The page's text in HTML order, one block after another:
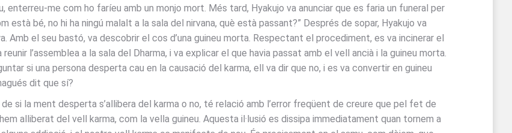
enterreu-me com ho faríeu amb un monjo mort. Més tard, Hyakujo va anunciar que es faria un funeral per
està bé, no hi ha ningú malalt a la sala del nirvana, què està passant?” Després de sopar, Hyakujo va
Amb el seu bastó, va descobrir el cos d’una guineu morta. Respectant el procediment, es va incinerar el
l’assemblea a la sala del Dharma, i va explicar el que havia passat amb el vell ancià i la guineu morta.
si una persona desperta cau en la causació del karma, ell va dir que no, i es va convertir en guineu
dit que sí?
si la ment desperta s’allibera del karma o no, té relació amb l’error freqüent de creure que pel fet de
alliberat del vell karma, com la vella guineu. Aquesta il·lusió es dissipa immediatament quan tornem a